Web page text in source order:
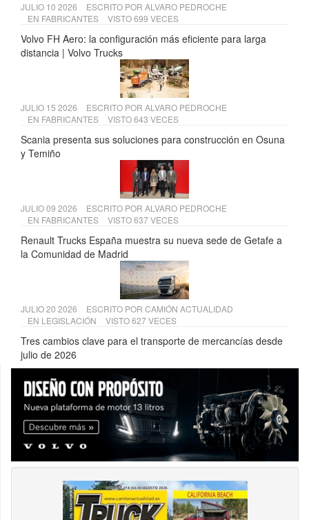
JULIO 10 2026 ESCRITO POR ALVARO PEDROCHE
EN FABRICANTES VISTO 699 VECES
Volvo FH Aero: la configuración más eficiente para larga
distancia | Volvo Trucks
JULIO 15 2026 ESCRITO POR ALVARO PEDROCHE
EN FABRICANTES VISTO 643 VECES
Scania presenta sus soluciones para construcción en Osuna
y Temiño
JULIO 09 2026 ESCRITO POR ALVARO PEDROCHE
EN FABRICANTES VISTO 637 VECES
Renault Trucks España muestra su nueva sede de Getafe a
la Comunidad de Madrid
JULIO 20 2026 ESCRITO POR CAMIÓN ACTUALIDAD
EN LEGISLACIÓN VISTO 627 VECES
Tres cambios clave para el transporte de mercancías desde
julio de 2026